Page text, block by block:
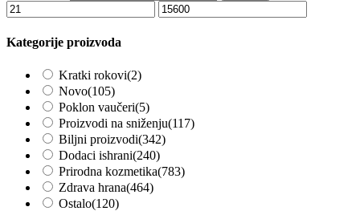
Kategorije proizvoda
Kratki rokovi(2)
Novo(105)
Poklon vaučeri(5)
Proizvodi na sniženju(117)
Biljni proizvodi(342)
Dodaci ishrani(240)
Prirodna kozmetika(783)
Zdrava hrana(464)
Ostalo(120)